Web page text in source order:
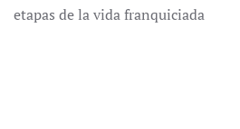
etapas de la vida franquiciada